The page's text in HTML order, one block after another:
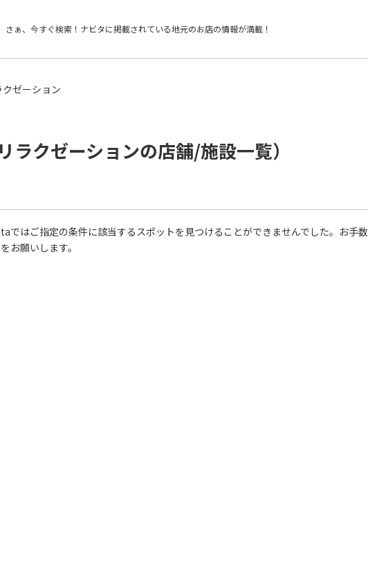
さぁ、今すぐ検索！ ナビタに掲載されている地元のお店の情報が満載！
クゼーション
ラクゼーションの店舗/施設一覧）
ではご指定の条件に該当するスポットを見つけることができませんでした。お手
お願いします。